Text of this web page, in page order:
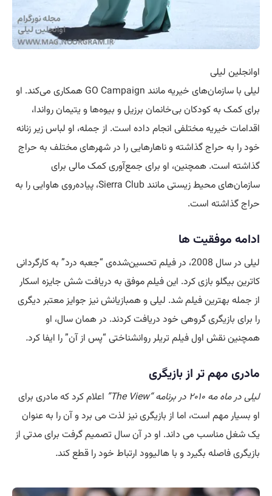
اوانجلین لیلی
لیلی با سازمان‌های خیریه مانند GO Campaign همکاری می‌کند. او
برای کمک به کودکان بی‌خانمان برزیل و بیوه‌ها و یتیمان رواندا،
اقدامات خیریه مختلفی انجام داده است. از جمله، او لباس زیر زنانه
خود را به حراج گذاشته و ناهارهایی را در شهرهای مختلف به حراج
گذاشته است. همچنین، او برای جمع‌آوری کمک مالی برای
سازمان‌های محیط زیستی مانند Sierra Club، پیاده‌روی هاوایی را به
حراج گذاشته است.
ادامه موفقیت ها
لیلی در سال 2008، در فیلم تحسین‌شده‌ی “جعبه درد” به کارگردانی
کاترین بیگلو بازی کرد. این فیلم موفق به دریافت شش جایزه اسکار
از جمله بهترین فیلم شد. لیلی و همبازیانش نیز جوایز معتبر دیگری
را برای بازیگری گروهی خود دریافت کردند. در همان سال، او
همچنین نقش اول فیلم تریلر روانشناختی “پس از آن” را ایفا کرد.
مادری مهم تر از بازیگری
لیلی در ماه مه ۲۰۱۰ در برنامه “The View”
اعلام کرد که مادری برای
او بسیار مهم است، اما از بازیگری نیز لذت می برد و آن را به عنوان
یک شغل مناسب می داند. او در آن سال تصمیم گرفت برای مدتی از
بازیگری فاصله بگیرد و با هالیوود ارتباط خود را قطع کند.